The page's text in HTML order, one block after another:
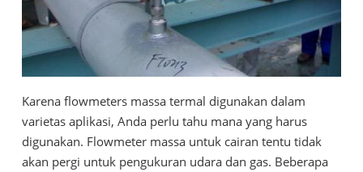
Karena flowmeters massa termal digunakan dalam
varietas aplikasi, Anda perlu tahu mana yang harus
digunakan. Flowmeter massa untuk cairan tentu tidak
akan pergi untuk pengukuran udara dan gas. Beberapa